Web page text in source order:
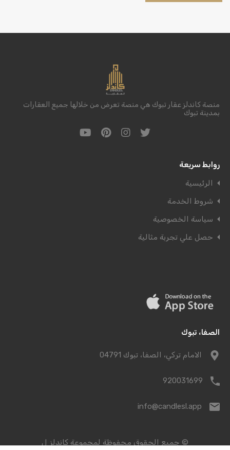
منصة كاندلز عقار تبوك هي منصة تعرض من خلالها جميع العقارات
بمدينة تبوك
روابط سريعة
الرئيسية
شروط الخدمة
سياسة الخصوصية
حصل علي تجربة مثالية
الصفا، تبوك
الامام تركي، الصفا، تبوك 04791
920031699
info@candlesl.app
© جميع الحقوق محفوظة لمجموعة كاندلز ل